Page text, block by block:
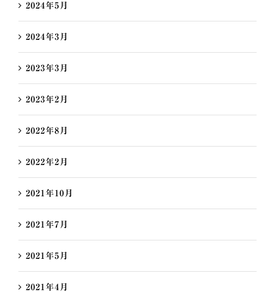
2024年5月
2024年3月
2023年3月
2023年2月
2022年8月
2022年2月
2021年10月
2021年7月
2021年5月
2021年4月